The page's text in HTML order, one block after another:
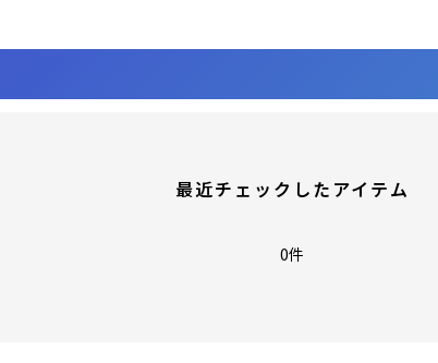
最近チェックしたアイテム
0件